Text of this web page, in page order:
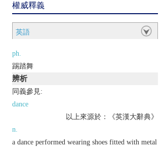
權威釋義
英語
ph.
踢踏舞
辨析
同義參見:
dance
以上來源於：《英漢大辭典》
n.
a dance performed wearing shoes fitted with metal